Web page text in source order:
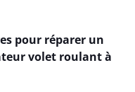
pour réparer un
volet roulant à